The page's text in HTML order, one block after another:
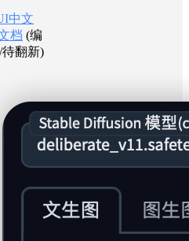
中文
档 (编
翻新)